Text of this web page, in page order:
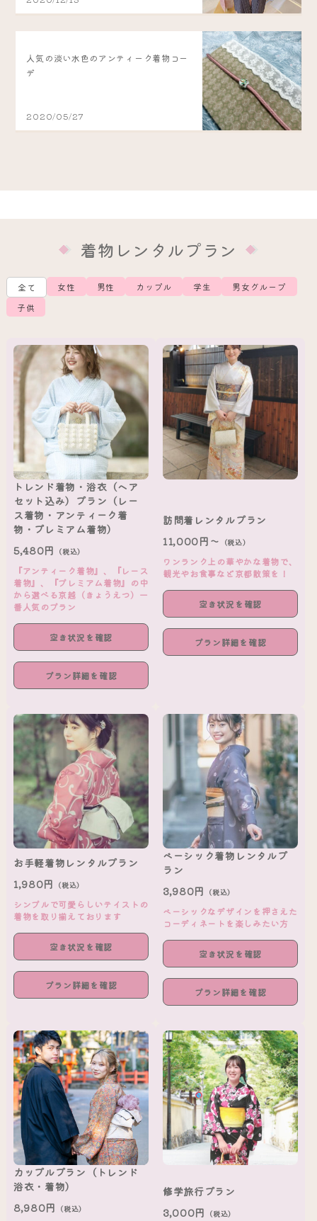
人気の淡い水色のアンティーク着物コー
デ
2020/05/27
着物レンタルプラン
全て 女性 男性 カップル 学生
男女グループ
子供
トレンド着物・浴衣（ヘア
セット込み）プラン（レー
ス着物・アンティーク着
物・プレミアム着物）
5,480円 （税込）
『アンティーク着物』、『レース
着物』、『プレミアム着物』の中
から選べる京越（きょうえつ）一
番人気のプラン
空き状況を確認
プラン詳細を確認
訪問着レンタルプラン
11,000円～ （税込）
ワンランク上の華やかな着物で、
観光やお食事など京都散策を！
空き状況を確認
プラン詳細を確認
お手軽着物レンタルプラン
1,980円 （税込）
シンプルで可愛らしいテイストの
着物を取り揃えております
空き状況を確認
プラン詳細を確認
ベーシック着物レンタルプ
ラン
3,980円 （税込）
ベーシックなデザインを押さえた
コーディネートを楽しみたい方
空き状況を確認
プラン詳細を確認
カップルプラン（トレンド
浴衣・着物）
8,980円 （税込）
修学旅行プラン
3,000円 （税込）